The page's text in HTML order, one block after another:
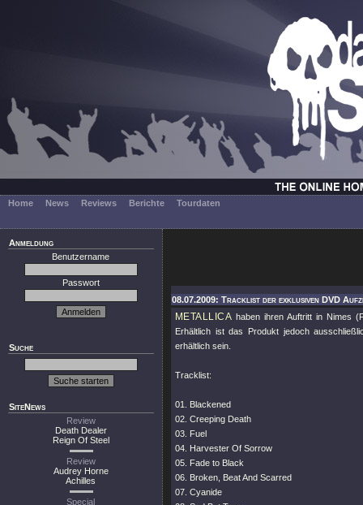
Home News Reviews Berichte Tourdaten
Anmeldung
Benutzername
Passwort
Suche
SiteNews
Review
Death Dealer
Reign Of Steel
Review
Audrey Horne
Achilles
Special
08.07.2009: Tracklist der exklusiven DVD
METALLICA haben ihren Auftritt in Nimes
Erhältlich ist das Produkt jedoch
erhältlich sein.
Tracklist:
01. Blackened
02. Creeping Death
03. Fuel
04. Harvester Of Sorrow
05. Fade to Black
06. Broken, Beat And Scarred
07. Cyanide